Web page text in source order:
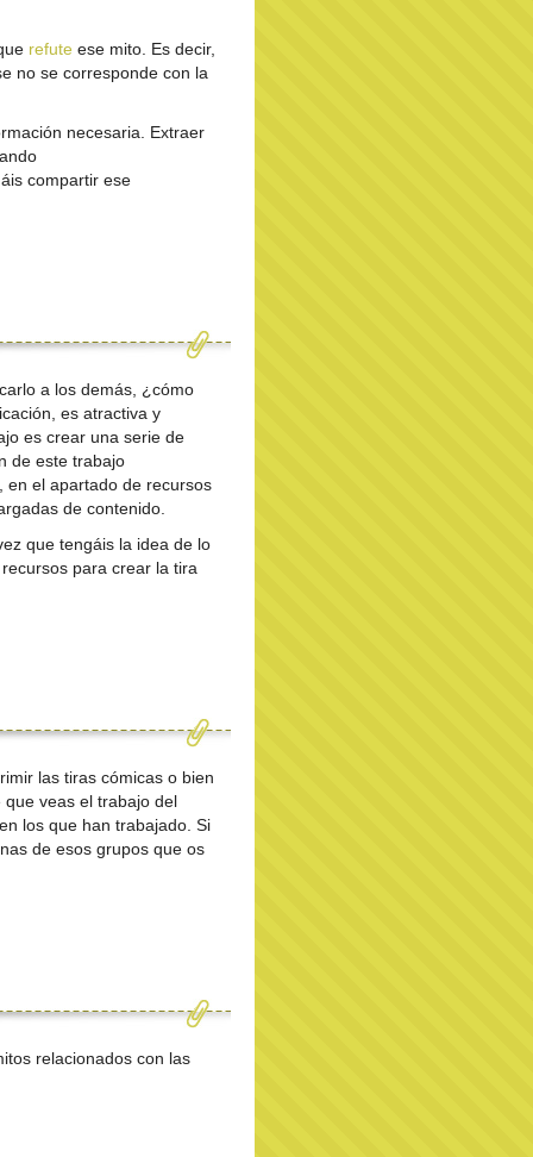
refuteese mito. Es decir,
no se corresponde con la
necesaria. Extraer
compartir ese
a los demás, ¿cómo
es atractiva y
es crear una serie de
de este trabajo
en el apartado de recursos
de contenido.
que tengáis la idea de lo
para crear la tira
las tiras cómicas o bien
veas el trabajo del
los que han trabajado. Si
de esos grupos que os
relacionados con las